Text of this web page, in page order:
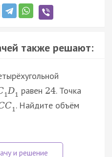
также решают:
1D1 равен 24. Точка
C1. Найдите объём